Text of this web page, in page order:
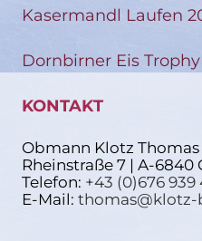
Kasermandl Laufen
Dornbirner Eis
KONTAKT
Obmann Klotz Thomas
Rheinstraße 7 | A-6840
Telefon: +43 (0)676 939
E-Mail: